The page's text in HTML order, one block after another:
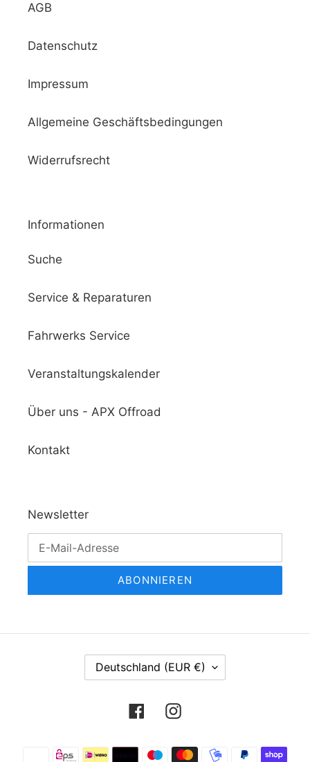
AGB
Datenschutz
Impressum
Allgemeine Geschäftsbedingungen
Widerrufsrecht
Informationen
Suche
Service & Reparaturen
Fahrwerks Service
Veranstaltungskalender
Über uns - APX Offroad
Kontakt
Newsletter
ABONNIEREN
A
R
Deutschland (EUR €)
FacebookInstagram
Zahlungsmethoden